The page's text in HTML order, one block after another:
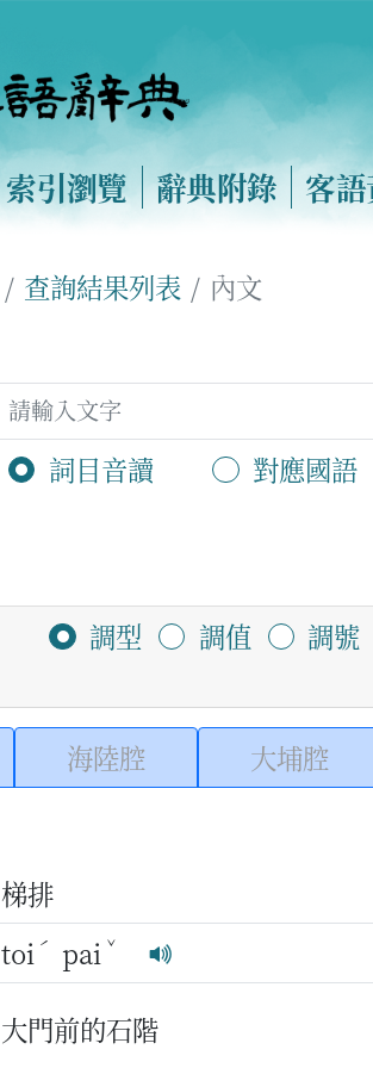
索引瀏覽 辭典附錄 客
查詢結果列表 內文
詞目音讀 對應國語
調型 調值 調號
海陸腔 大埔腔
梯排
toi ˊ pai ˇ
大門前的石階